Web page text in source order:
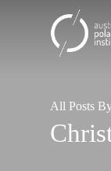
All Posts